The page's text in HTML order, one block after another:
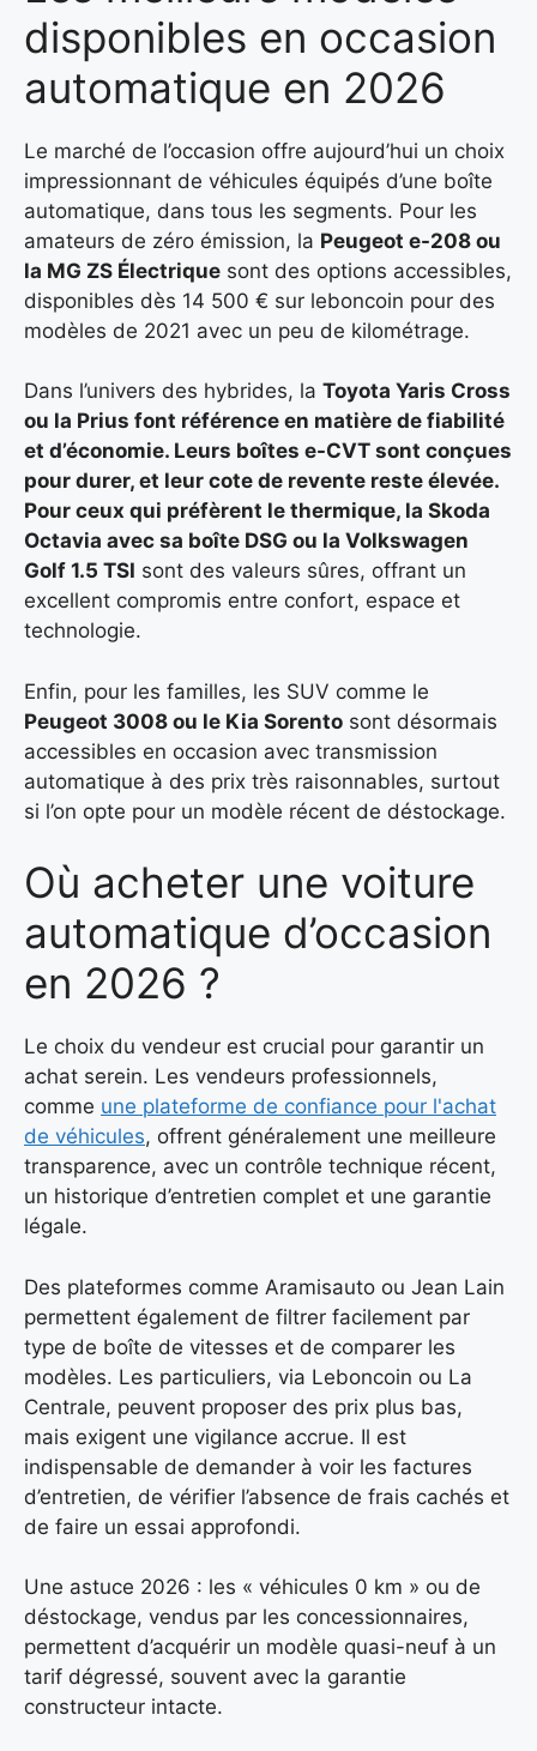
disponibles en occasion
automatique en 2026
Le marché de l’occasion offre aujourd’hui un choix
impressionnant de véhicules équipés d’une boîte
automatique, dans tous les segments. Pour les
amateurs de zéro émission, la Peugeot e-208 ou
la MG ZS Électrique sont des options accessibles,
disponibles dès 14 500 € sur leboncoin pour des
modèles de 2021 avec un peu de kilométrage.
Dans l’univers des hybrides, la Toyota Yaris Cross
ou la Prius font référence en matière de fiabilité
et d’économie. Leurs boîtes e-CVT sont conçues
pour durer, et leur cote de revente reste élevée.
Pour ceux qui préfèrent le thermique, la Skoda
Octavia avec sa boîte DSG ou la Volkswagen
Golf 1.5 TSI sont des valeurs sûres, offrant un
excellent compromis entre confort, espace et
technologie.
Enfin, pour les familles, les SUV comme le
Peugeot 3008 ou le Kia Sorento sont désormais
accessibles en occasion avec transmission
automatique à des prix très raisonnables, surtout
si l’on opte pour un modèle récent de déstockage.
Où acheter une voiture
automatique d’occasion
en 2026 ?
Le choix du vendeur est crucial pour garantir un
achat serein. Les vendeurs professionnels,
comme une plateforme de confiance pour l'achat
de véhicules, offrent généralement une meilleure
transparence, avec un contrôle technique récent,
un historique d’entretien complet et une garantie
légale.
Des plateformes comme Aramisauto ou Jean Lain
permettent également de filtrer facilement par
type de boîte de vitesses et de comparer les
modèles. Les particuliers, via Leboncoin ou La
Centrale, peuvent proposer des prix plus bas,
mais exigent une vigilance accrue. Il est
indispensable de demander à voir les factures
d’entretien, de vérifier l’absence de frais cachés et
de faire un essai approfondi.
Une astuce 2026 : les « véhicules 0 km » ou de
déstockage, vendus par les concessionnaires,
permettent d’acquérir un modèle quasi-neuf à un
tarif dégressé, souvent avec la garantie
constructeur intacte.